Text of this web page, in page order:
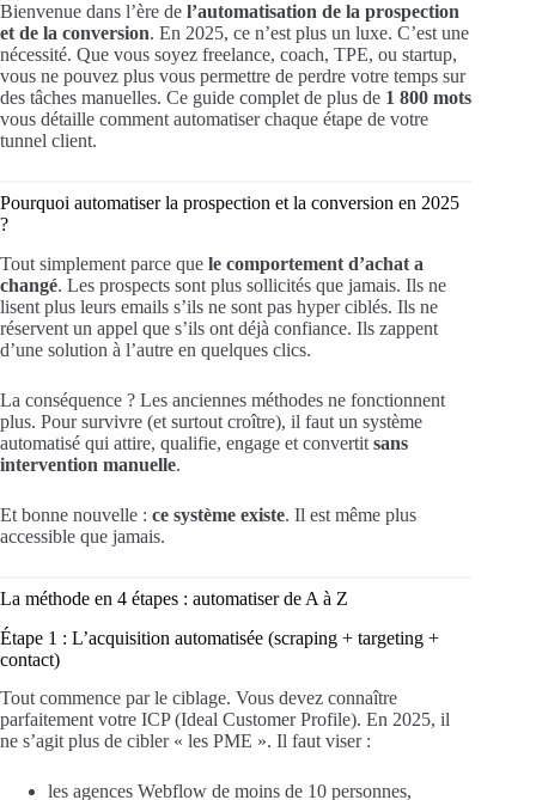
Bienvenue dans l’ère de l’automatisation de la prospection
et de la conversion. En 2025, ce n’est plus un luxe. C’est une
nécessité. Que vous soyez freelance, coach, TPE, ou startup,
vous ne pouvez plus vous permettre de perdre votre temps sur
des tâches manuelles. Ce guide complet de plus de 1 800 mots
vous détaille comment automatiser chaque étape de votre
tunnel client.
Pourquoi automatiser la prospection et la conversion en 2025
?
Tout simplement parce que le comportement d’achat a
changé. Les prospects sont plus sollicités que jamais. Ils ne
lisent plus leurs emails s’ils ne sont pas hyper ciblés. Ils ne
réservent un appel que s’ils ont déjà confiance. Ils zappent
d’une solution à l’autre en quelques clics.
La conséquence ? Les anciennes méthodes ne fonctionnent
plus. Pour survivre (et surtout croître), il faut un système
automatisé qui attire, qualifie, engage et convertit sans
intervention manuelle.
Et bonne nouvelle : ce système existe. Il est même plus
accessible que jamais.
La méthode en 4 étapes : automatiser de A à Z
Étape 1 : L’acquisition automatisée (scraping + targeting +
contact)
Tout commence par le ciblage. Vous devez connaître
parfaitement votre ICP (Ideal Customer Profile). En 2025, il
ne s’agit plus de cibler « les PME ». Il faut viser :
les agences Webflow de moins de 10 personnes,